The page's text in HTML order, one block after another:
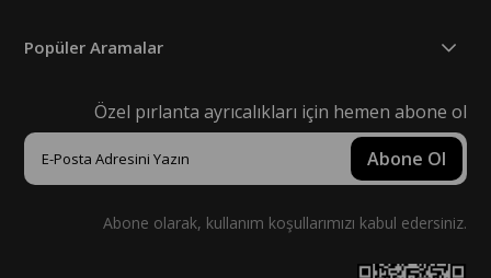
Popüler Aramalar
Özel pırlanta ayrıcalıkları için hemen abone ol
Abone Ol
Abone olarak, kullanım koşullarımızı kabul edersiniz.